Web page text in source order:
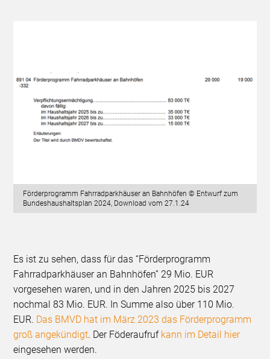
Förderprogramm Fahrradparkhäuser an Bahnhöfen © Entwurf zum
Bundeshaushaltsplan 2024, Download vom 27.1.24
Es ist zu sehen, dass für das “Förderprogramm
Fahrradparkhäuser an Bahnhöfen” 29 Mio. EUR
vorgesehen waren, und in den Jahren 2025 bis 2027
nochmal 83 Mio. EUR. In Summe also über 110 Mio.
EUR. Das BMVD hat im März 2023 das Förderprogramm
groß angekündigt. Der Föderaufruf kann im Detail hier
eingesehen werden.